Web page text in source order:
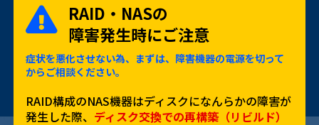
RAID・NASの
障害発生時にご注意
症状を悪化させない為、まずは、障害機器の電源を切って
からご相談ください。
RAID構成のNAS機器はディスクになんらかの障害が
発生した際、 ディスク交換での再構築（リビルド）